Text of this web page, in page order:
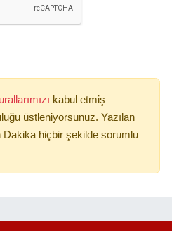
kabul etmiş
üstleniyorsunuz. Yazılan
Dakika hiçbir şekilde sorumlu